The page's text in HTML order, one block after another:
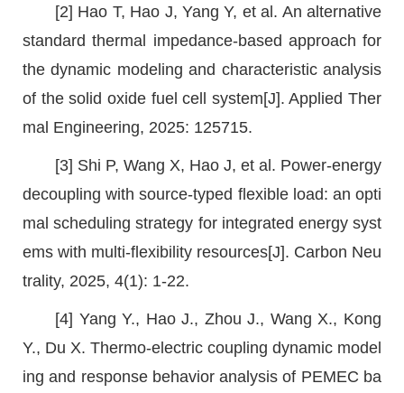
[2] Hao T, Hao J, Yang Y, et al. An alternative
standard thermal impedance-based approach for
the dynamic modeling and characteristic analysis
of the solid oxide fuel cell system[J]. Applied Ther
mal Engineering, 2025: 125715.
[3] Shi P, Wang X, Hao J, et al. Power-energy
decoupling with source-typed flexible load: an opti
mal scheduling strategy for integrated energy syst
ems with multi-flexibility resources[J]. Carbon Neu
trality, 2025, 4(1): 1-22.
[4] Yang Y., Hao J., Zhou J., Wang X., Kong
Y., Du X. Thermo-electric coupling dynamic model
ing and response behavior analysis of PEMEC ba